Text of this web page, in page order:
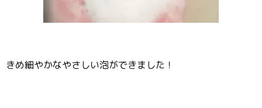
きめ細やかなやさしい泡ができました！